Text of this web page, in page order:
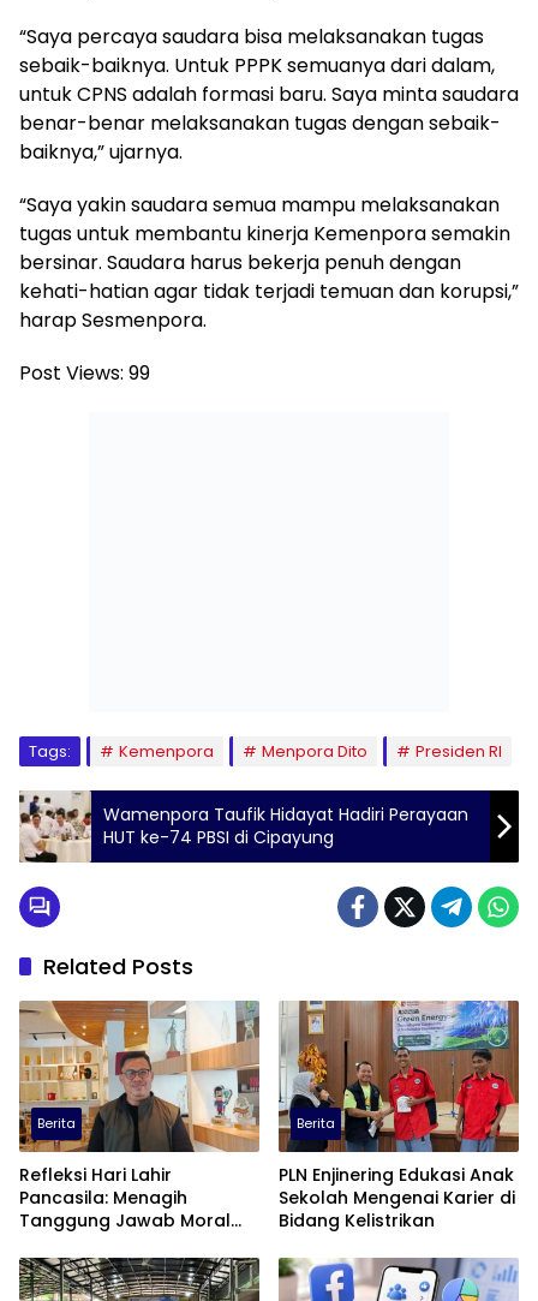
“Saya percaya saudara bisa melaksanakan tugas
sebaik-baiknya. Untuk PPPK semuanya dari dalam,
untuk CPNS adalah formasi baru. Saya minta saudara
benar-benar melaksanakan tugas dengan sebaik-
baiknya,” ujarnya.
“Saya yakin saudara semua mampu melaksanakan
tugas untuk membantu kinerja Kemenpora semakin
bersinar. Saudara harus bekerja penuh dengan
kehati-hatian agar tidak terjadi temuan dan korupsi,”
harap Sesmenpora.
Post Views: 99
Tags: Kemenpora Menpora Dito Presiden RI
Wamenpora Taufik Hidayat Hadiri Perayaan
HUT ke-74 PBSI di Cipayung
Related Posts
Berita
Refleksi Hari Lahir
Pancasila: Menagih
Tanggung Jawab Moral
Berita
PLN Enjinering Edukasi Anak
Sekolah Mengenai Karier di
Bidang Kelistrikan